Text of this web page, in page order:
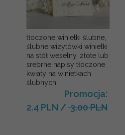
tłoczone winietki ślubne,
ślubne wizytówki winietki
na stół weselny, złote lub
srebrne napisy tłoczone
kwiaty na winietkach
ślubnych
Promocja:
2.4 PLN / 3.00 PLN